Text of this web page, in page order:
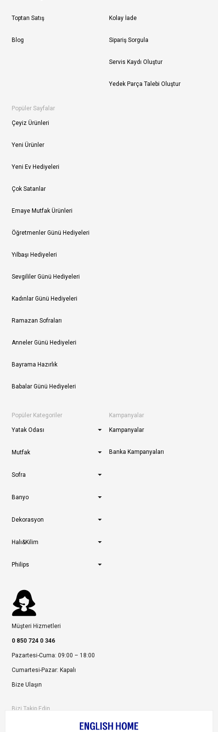
Toptan Satış
Blog
Kolay İade
Sipariş Sorgula
Servis Kaydı Oluştur
Yedek Parça Talebi Oluştur
Popüler Sayfalar
Çeyiz Ürünleri
Yeni Ürünler
Yeni Ev Hediyeleri
Çok Satanlar
Emaye Mutfak Ürünleri
Öğretmenler Günü Hediyeleri
Yılbaşı Hediyeleri
Sevgililer Günü Hediyeleri
Kadınlar Günü Hediyeleri
Ramazan Sofraları
Anneler Günü Hediyeleri
Bayrama Hazırlık
Babalar Günü Hediyeleri
Popüler Kategoriler
Yatak Odası
Mutfak
Sofra
Banyo
Dekorasyon
Halı&Kilim
Philips
Kampanyalar
Kampanyalar
Banka Kampanyaları
Müşteri Hizmetleri
0 850 724 0 346
Pazartesi-Cuma: 09:00 – 18:00
Cumartesi-Pazar: Kapalı
Bize Ulaşın
Bizi Takip Edin